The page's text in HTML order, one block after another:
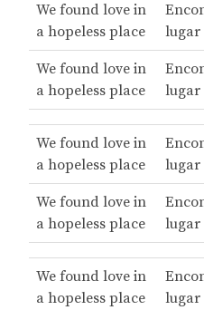
We found love in
a hopeless place
lugar
We found love in
a hopeless place
lugar
We found love in
a hopeless place
lugar
We found love in
a hopeless place
lugar
We found love in
a hopeless place
lugar